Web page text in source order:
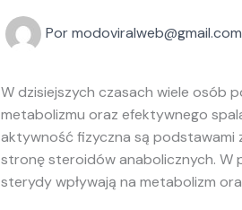
Pormodoviralweb@gmail.com
W dzisiejszych czasach wiele osób
metabolizmu oraz efektywnego
aktywność fizyczna są podstawami
stronę steroidów anabolicznych. W
sterydy wpływają na metabolizm